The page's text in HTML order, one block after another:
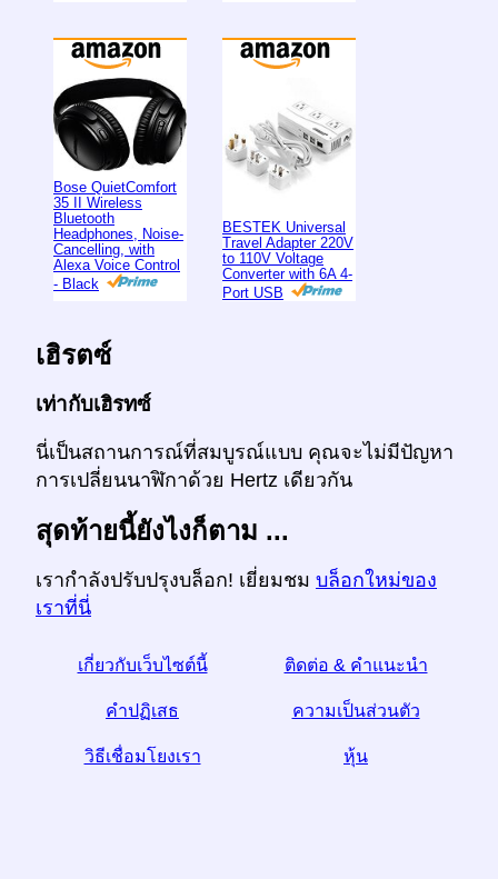
Bose QuietComfort
35 II Wireless
Bluetooth
Headphones, Noise-
Cancelling, with
Alexa Voice Control
- Black
BESTEK Universal
Travel Adapter 220V
to 110V Voltage
Converter with 6A 4-
Port USB
เฮิรตซ์
เท่ากับเฮิรทซ์
นี่เป็นสถานการณ์ที่สมบูรณ์แบบ คุณจะไม่มีปัญหา
การเปลี่ยนนาฬิกาด้วย Hertz เดียวกัน
สุดท้ายนี้ยังไงก็ตาม ...
เรากำลังปรับปรุงบล็อก! เยี่ยมชม บล็อกใหม่ของ
เราที่นี่
เกี่ยวกับเว็บไซต์นี้ ติดต่อ & คำแนะนำ
คำปฏิเสธ ความเป็นส่วนตัว
วิธีเชื่อมโยงเรา หุ้น